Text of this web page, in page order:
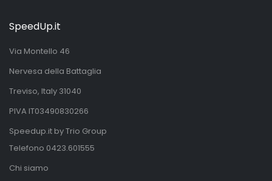
SpeedUp.it
Via Montello 46
Nervesa della Battaglia
Treviso, Italy 31040
PIVA IT03490830266
Speedup.it by Trio Group
Telefono 0423.601555
Chi siamo